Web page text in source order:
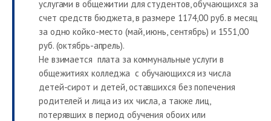
услугами в общежитии для студентов, обучающихся за
счет средств бюджета, в размере 1174,00 руб. в месяц
за одно койко-место (май, июнь, сентябрь) и 1551,00
руб. (октябрь-апрель).
Не взимается плата за коммунальные услуги в
общежитиях колледжа с обучающихся из числа
детей-сирот и детей, оставшихся без попечения
родителей и лица из их числа, а также лиц,
потерявших в период обучения обоих или